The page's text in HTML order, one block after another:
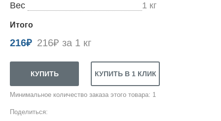
Вес 1 кг
Итого
216₽ 216₽ за 1 кг
Минимальное количество заказа этого товара: 1
Поделиться: